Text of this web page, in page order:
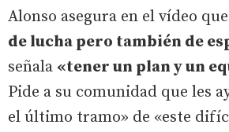
Alonso asegura en el vídeo que
de lucha pero también de
señala «tener un plan y un
Pide a su comunidad que les
el último tramo» de «este